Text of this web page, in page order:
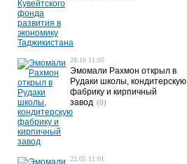
28.10 11:05
Эмомали Рахмон открыл в
Рудаки школы, кондитерскую
фабрику и кирпичный
завод (0)
22.05 11:01